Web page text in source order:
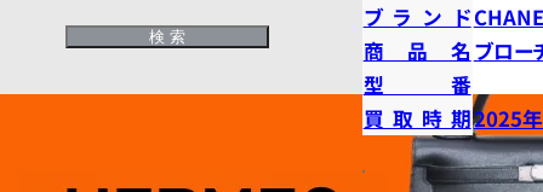
ブランド
商品名 ブロー
型番
買取時期2025